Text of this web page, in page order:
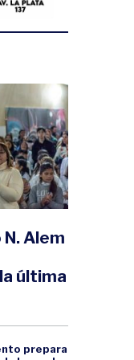
Alem
última
prepara